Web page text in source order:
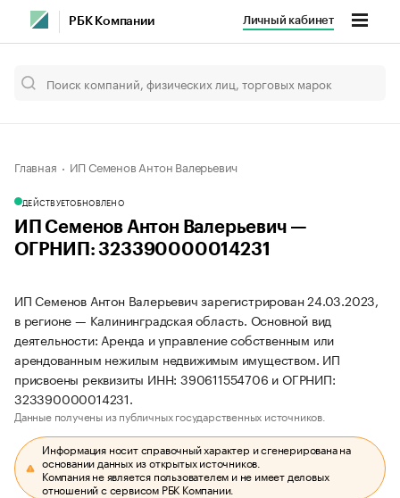
РБК Компании Личный кабинет
Главная ИП Семенов Антон Валерьевич
ДЕЙСТВУЕТОБНОВЛЕНО
ИП Семенов Антон Валерьевич —
ОГРНИП: 323390000014231
ИП Семенов Антон Валерьевич зарегистрирован 24.03.2023,
в регионе — Калининградская область. Основной вид
деятельности: Аренда и управление собственным или
арендованным нежилым недвижимым имуществом. ИП
присвоены реквизиты ИНН: 390611554706 и ОГРНИП:
323390000014231.
Данные получены из публичных государственных источников.
Информация носит справочный характер и сгенерирована на
основании данных из открытых источников.
Компания не является пользователем и не имеет деловых
отношений с сервисом РБК Компании.